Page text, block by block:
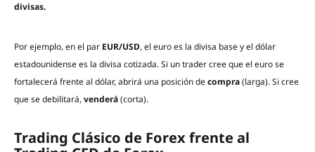
divisas.
Por ejemplo, en el par EUR/USD, el euro es la divisa base y el dólar
estadounidense es la divisa cotizada. Si un trader cree que el euro se
fortalecerá frente al dólar, abrirá una posición decompra(larga). Si cree
que se debilitará, venderá(corta).
Trading Clásico de Forex frente al